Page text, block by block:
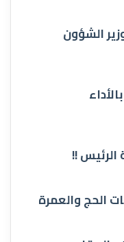
الشؤون
الرئيس !!
الحج والعمرة